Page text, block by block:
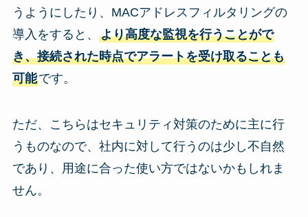
うようにしたり、MACアドレスフィルタリングの
導入をすると、 より高度な監視を行うことがで
き、接続された時点でアラートを受け取ることも
可能です。
ただ、こちらはセキュリティ対策のために主に行
うものなので、社内に対して行うのは少し不自然
であり、用途に合った使い方ではないかもしれま
せん。